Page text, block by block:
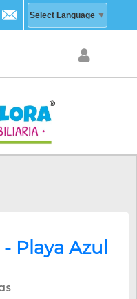
+39 info@explora-
Select Language ▼
Playa Azul